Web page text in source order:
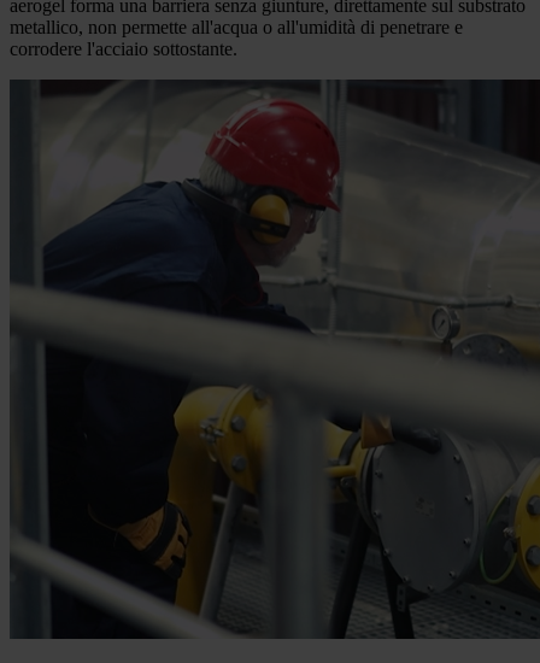
aerogel forma una barriera senza giunture, direttamente sul substrato
metallico, non permette all'acqua o all'umidità di penetrare e
corrodere l'acciaio sottostante.